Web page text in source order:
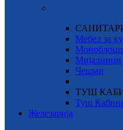
Мебел за
Моноблоци
Мијалници
Чешми
ТУШ
Туш
Железарија